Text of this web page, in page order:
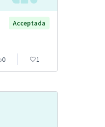
Acceptada
0 1